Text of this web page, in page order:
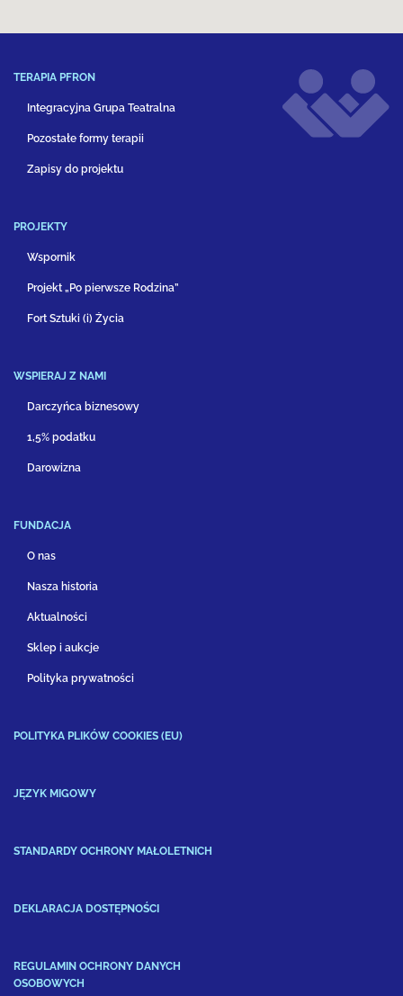
TERAPIA PFRON
Integracyjna Grupa Teatralna
Pozostałe formy terapii
Zapisy do projektu
PROJEKTY
Wspornik
Projekt „Po pierwsze Rodzina”
Fort Sztuki (i) Życia
WSPIERAJ Z NAMI
Darczyńca biznesowy
1,5% podatku
Darowizna
FUNDACJA
O nas
Nasza historia
Aktualności
Sklep i aukcje
Polityka prywatności
POLITYKA PLIKÓW COOKIES (EU)
JĘZYK MIGOWY
STANDARDY OCHRONY MAŁOLETNICH
DEKLARACJA DOSTĘPNOŚCI
REGULAMIN OCHRONY DANYCH
OSOBOWYCH